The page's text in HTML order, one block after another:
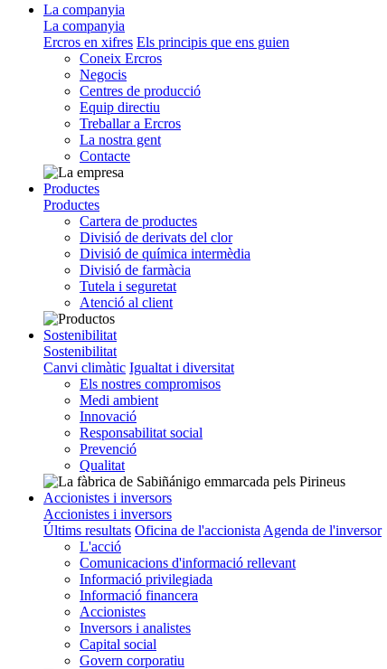
La companyia
La companyia
Ercros en xifres Els principis que ens guien
Coneix Ercros
Negocis
Centres de producció
Equip directiu
Treballar a Ercros
La nostra gent
Contacte
Productes
Productes
Cartera de productes
Divisió de derivats del clor
Divisió de química intermèdia
Divisió de farmàcia
Tutela i seguretat
Atenció al client
Sostenibilitat
Sostenibilitat
Canvi climàtic Igualtat i diversitat
Els nostres compromisos
Medi ambient
Innovació
Responsabilitat social
Prevenció
Qualitat
Accionistes i inversors
Accionistes i inversors
Últims resultats Oficina de l'accionista Agenda de l'inversor
L'acció
Comunicacions d'informació rellevant
Informació privilegiada
Informació financera
Accionistes
Inversors i analistes
Capital social
Govern corporatiu